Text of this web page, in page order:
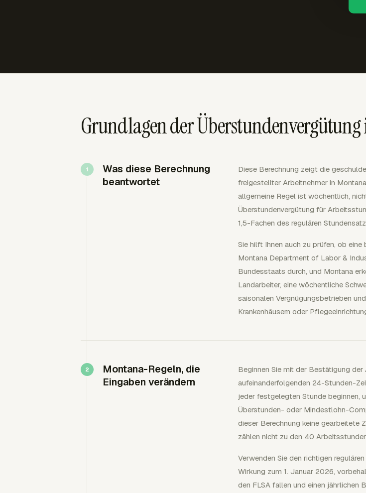
Grundlagen der
Was diese Berechnung
beantwortet
Diese Berechnung zeigt die
freigestellter Arbeitnehmer in
allgemeine Regel ist wöchentlich,
Überstundenvergütung für
1,5-Fachen des regulären
Sie hilft Ihnen auch zu prüfen, ob
Montana Department of Labor &
Bundesstaats durch, und Montana
Landarbeiter, eine wöchentliche
saisonalen Vergnügungsbetrieben
Krankenhäusern oder
Montana-Regeln, die
Eingaben verändern
Beginnen Sie mit der Bestätigung
aufeinanderfolgenden 24-Stunden-
jeder festgelegten Stunde beginnen,
Überstunden- oder Mindestlohn-
dieser Berechnung keine gearbeitete
zählen nicht zu den 40
Verwenden Sie den richtigen
Wirkung zum 1. Januar 2026,
den FLSA fallen und einen jährlichen